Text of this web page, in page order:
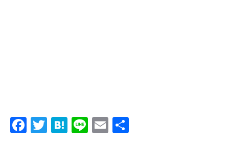
Facebook
Twitter
Hatena
LineEmail